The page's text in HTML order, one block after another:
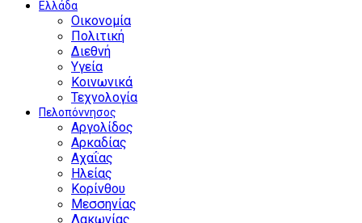
Ελλάδα
Οικονομία
Πολιτική
Διεθνή
Υγεία
Κοινωνικά
Τεχνολογία
Πελοπόννησος
Αργολίδος
Αρκαδίας
Αχαΐας
Ηλείας
Κορίνθου
Μεσσηνίας
Λακωνίας